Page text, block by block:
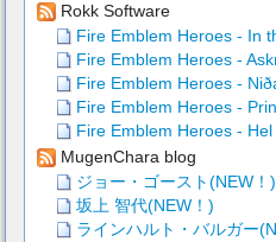
Rokk Software
Fire Emblem Heroes - In
Fire Emblem Heroes -
Fire Emblem Heroes -
Fire Emblem Heroes -
Fire Emblem Heroes - Hel
MugenChara blog
ジョー・ゴースト(NEW！)
坂上 智代(NEW！)
ラインハルト・バルガー